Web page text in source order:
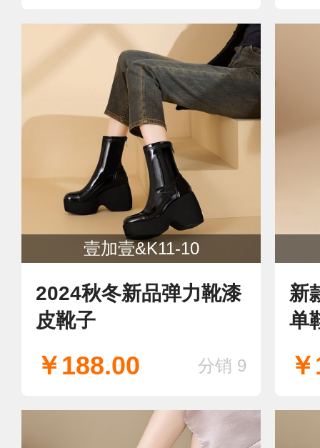
壹加壹&K11-10
2024秋冬新品弹力靴漆
皮靴子
￥188.00 分销 9
新
单